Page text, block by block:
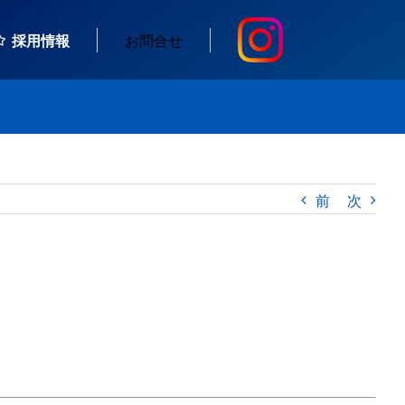
採用情報 お問合せ
前 次